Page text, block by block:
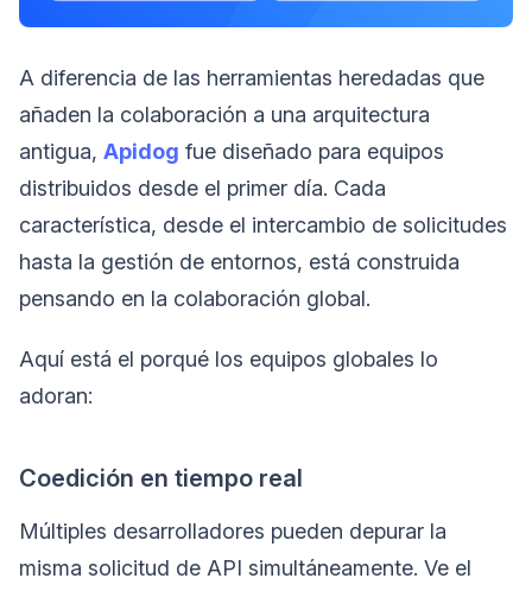
A diferencia de las herramientas heredadas que
añaden la colaboración a una arquitectura
antigua, Apidog fue diseñado para equipos
distribuidos desde el primer día. Cada
característica, desde el intercambio de solicitudes
hasta la gestión de entornos, está construida
pensando en la colaboración global.
Aquí está el porqué los equipos globales lo
adoran:
Coedición en tiempo real
Múltiples desarrolladores pueden depurar la
misma solicitud de API simultáneamente. Ve el